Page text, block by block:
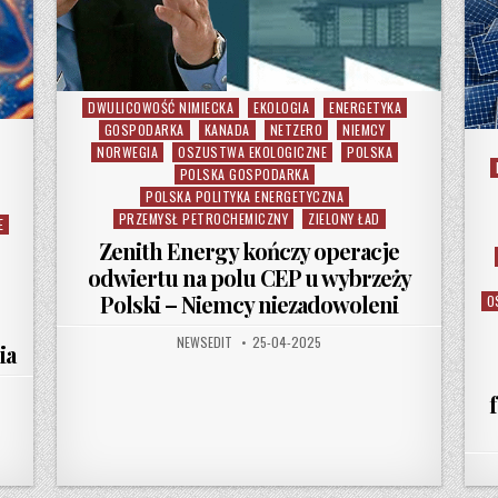
Posted in
DWULICOWOŚĆ NIMIECKA EKOLOGIA
ENERGETYKA
GOSPODARKA
KANADA NETZERO
NIEMCY
NORWEGIA
OSZUSTWA EKOLOGICZNE
POLSKA
POLSKA GOSPODARKA
POLSKA POLITYKA ENERGETYCZNA
PRZEMYSŁ PETROCHEMICZNY
ZIELONY ŁAD
Zenith Energy kończy operacje
odwiertu na polu CEP u wybrzeży
Polski – Niemcy niezadowoleni
AUTHOR:
NEWSEDIT PUBLISHED DATE:
25-04-2025